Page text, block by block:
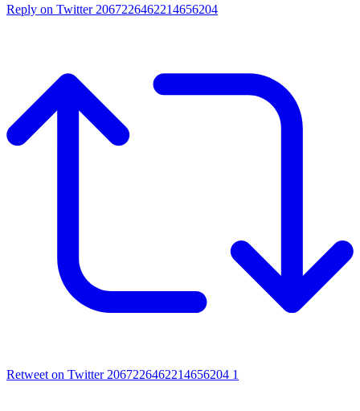
Reply on Twitter 2067226462214656204
Retweet on Twitter 2067226462214656204 1